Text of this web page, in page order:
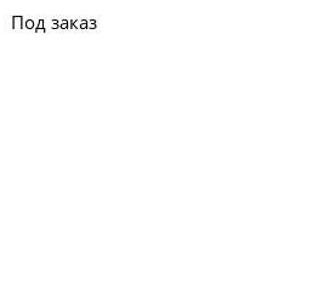
Под заказ